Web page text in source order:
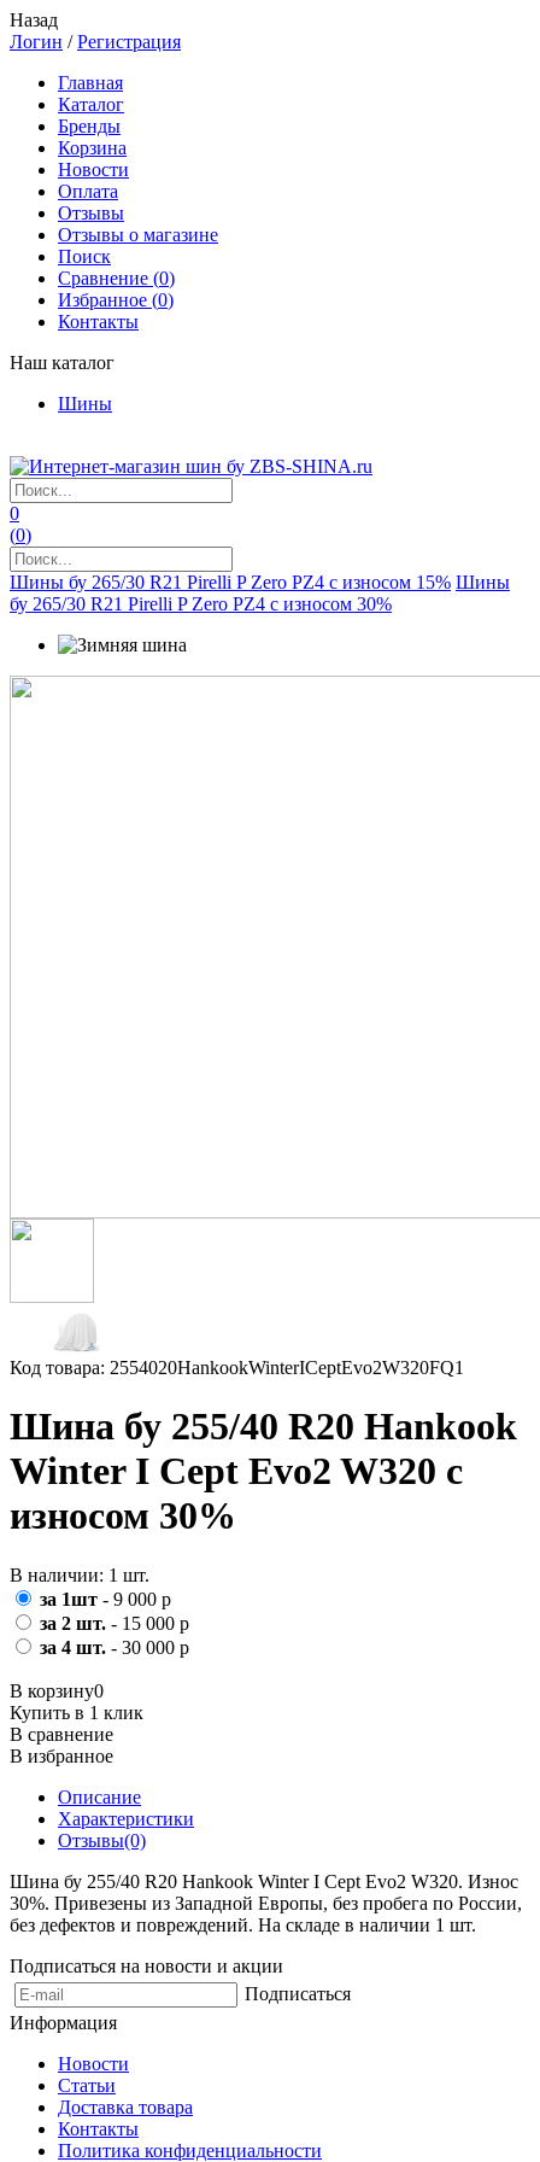
Назад
Логин /Регистрация
Главная
Каталог
Бренды
Корзина
Новости
Оплата
Отзывы
Отзывы о магазине
Поиск
Сравнение (0)
Избранное (0)
Контакты
Наш каталог
Шины
0
(0)
Шины бу 265/30 R21 Pirelli P Zero PZ4 с износом 15% Шины
бу 265/30 R21 Pirelli P Zero PZ4 с износом 30%
Код товара: 2554020HankookWinterICeptEvo2W320FQ1
Шина бу 255/40 R20 Hankook
Winter I Cept Evo2 W320 с
износом 30%
В наличии: 1 шт.
за 1шт - 9 000 р
за 2 шт. - 15 000 р
за 4 шт. - 30 000 р
В корзину0
Купить в 1 клик
В сравнение
В избранное
Описание
Характеристики
Отзывы(0)
Шина бу 255/40 R20 Hankook Winter I Cept Evo2 W320. Износ
30%. Привезены из Западной Европы, без пробега по России,
без дефектов и повреждений. На складе в наличии 1 шт.
Подписаться на новости и акции
Подписаться
Информация
Новости
Статьи
Доставка товара
Контакты
Политика конфиденциальности